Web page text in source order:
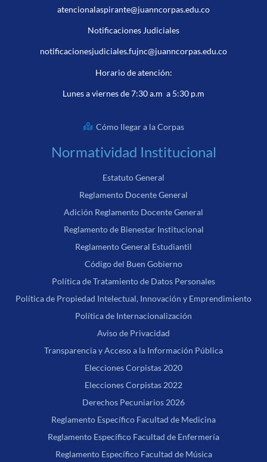
atencionalaspirante@juanncorpas.edu.co
Notificaciones Judiciales
notificacionesjudiciales.fujnc@juanncorpas.edu.co
Horario de atención:
Lunes a viernes de 7:30 a.m a 5:30 p.m
Cómo llegar a la Corpas
Normatividad Institucional
Estatuto General
Reglamento Docente General
Adición Reglamento Docente General
Reglamento de Bienestar Institucional
Reglamento General Estudiantil
Código del Buen Gobierno
Política de Tratamiento de Datos Personales
Política de Propiedad Intelectual, Innovación y Emprendimiento
Política de Internacionalización
Aviso de Privacidad
Transparencia y Acceso a la Información Pública
Elecciones Corpistas 2020
Elecciones Corpistas 2022
Derechos Pecuniarios 2026
Reglamento Específico Facultad de Medicina
Reglamento Específico Facultad de Enfermería
Reglamento Específico Facultad de Música